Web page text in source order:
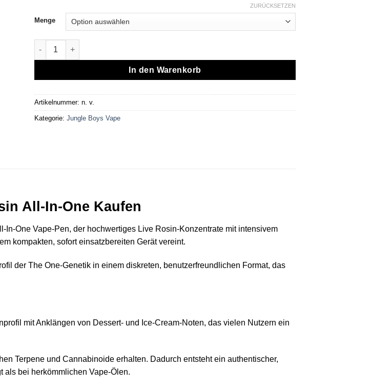
Menge
ZURÜCKSETZEN
Jungle Boys | The One - 1g Live Rosin All-In-One Menge
In den Warenkorb
Artikelnummer: n. v.
Kategorie: Jungle Boys Vape
All-In-One Kaufen
Vape‑Pen, der hochwertiges Live Rosin‑Konzentrate mit intensivem
kompakten, sofort einsatzbereiten Gerät vereint.
der The One‑Genetik in einem diskreten, benutzerfreundlichen Format, das
mit Anklängen von Dessert‑ und Ice‑Cream‑Noten, das vielen Nutzern ein
Terpene und Cannabinoide erhalten. Dadurch entsteht ein authentischer,
bei herkömmlichen Vape‑Ölen.